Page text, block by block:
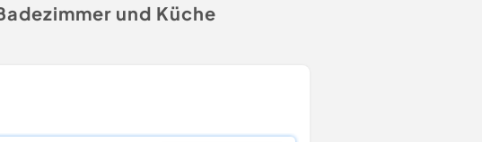
und Küche